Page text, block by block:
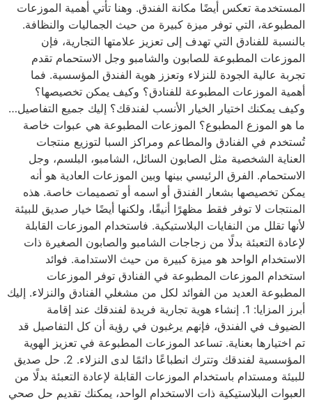
المستخدمة تعكس أيضًا مكانة الفندق. وهنا تأتي أهمية الموزعات
المطبوعة، التي توفر ميزة كبيرة من حيث الجماليات والنظافة.
بالنسبة للفنادق التي تهدف إلى تعزيز علامتها التجارية، فإن
الموزعات المطبوعة للصابون والشامبو وجل الاستحمام تقدم
تجربة عالية الجودة للنزلاء وتعزز هوية الفندق المؤسسية. فما
أهمية الموزعات المطبوعة للفنادق؟ وكيف يمكن تخصيصها؟
وكيف يمكنك اختيار الخيار الأنسب لفندقك؟ إليك جميع التفاصيل…
ما هو الموزع المطبوع؟ الموزعات المطبوعة هي عبوات خاصة
تُستخدم في الفنادق والمطاعم ومراكز السبا لتوزيع منتجات
العناية الشخصية مثل الصابون السائل، الشامبو، البلسم، وجل
الاستحمام. الفرق الرئيسي بينها وبين الموزعات العادية هو أنه
يمكن تخصيصها بشعار الفندق أو اسمه أو تصميمات خاصة. هذه
المنتجات لا توفر فقط مظهرًا أنيقًا، ولكنها أيضًا خيار صديق للبيئة
لأنها تقلل من النفايات البلاستيكية. فاستخدام الموزعات القابلة
لإعادة التعبئة بدلًا من زجاجات الشامبو والصابون الصغيرة ذات
الاستخدام الواحد هو ميزة كبيرة من حيث الاستدامة. فوائد
استخدام الموزعات المطبوعة في الفنادق توفر الموزعات
المطبوعة العديد من الفوائد لكل من مشغلي الفنادق والنزلاء. إليك
أبرز المزايا: 1. إنشاء هوية تجارية فريدة لفندقك عند إقامة
الضيوف في الفندق، فإنهم يرغبون في رؤية أن كل التفاصيل قد
تم اختيارها بعناية. تساعد الموزعات المطبوعة في تعزيز الهوية
المؤسسية لفندقك وتترك انطباعًا دائمًا لدى النزلاء. 2. حل صديق
للبيئة ومستدام باستخدام الموزعات القابلة لإعادة التعبئة بدلًا من
العبوات البلاستيكية ذات الاستخدام الواحد، يمكنك تقديم حل صحي